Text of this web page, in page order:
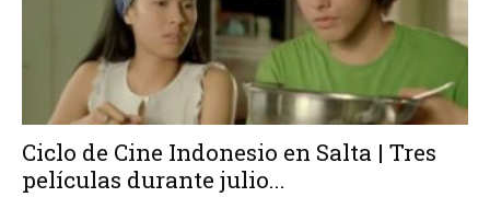
Ciclo de Cine Indonesio en Salta | Tres
películas durante julio...